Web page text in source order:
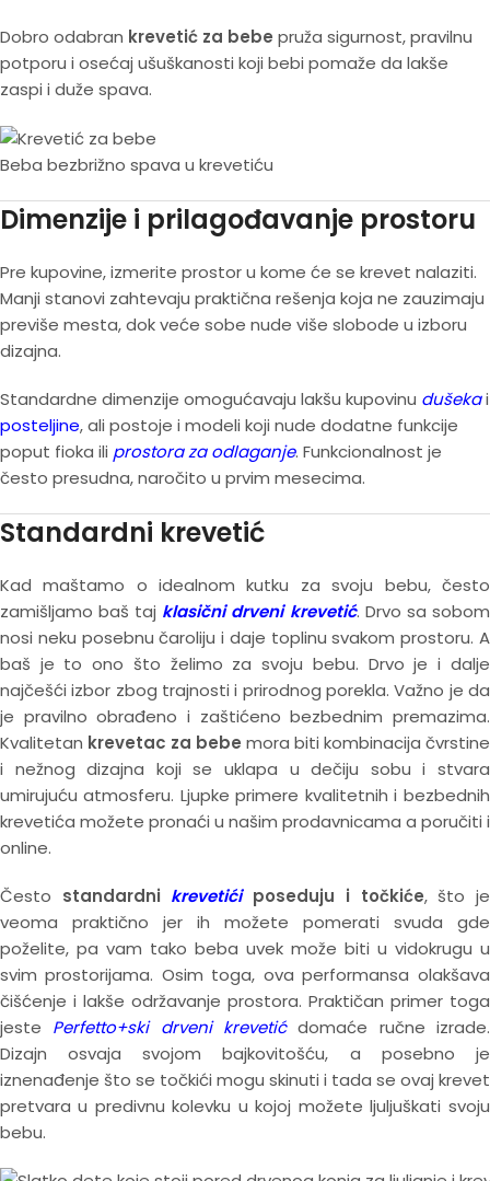
Dobro odabran krevetić za bebe pruža sigurnost, pravilnu
potporu i osećaj ušuškanosti koji bebi pomaže da lakše
zaspi i duže spava.
Beba bezbrižno spava u krevetiću
Dimenzije i prilagođavanje prostoru
Pre kupovine, izmerite prostor u kome će se krevet nalaziti.
Manji stanovi zahtevaju praktična rešenja koja ne zauzimaju
previše mesta, dok veće sobe nude više slobode u izboru
dizajna.
Standardne dimenzije omogućavaju lakšu kupovinu dušekai
posteljine, ali postoje i modeli koji nude dodatne funkcije
poput fioka ili prostora za odlaganje. Funkcionalnost je
često presudna, naročito u prvim mesecima.
Standardni krevetić
Kad maštamo o idealnom kutku za svoju bebu, često
zamišljamo baš taj klasični drveni krevetić. Drvo sa sobom
nosi neku posebnu čaroliju i daje toplinu svakom prostoru. A
baš je to ono što želimo za svoju bebu. Drvo je i dalje
najčešći izbor zbog trajnosti i prirodnog porekla. Važno je da
je pravilno obrađeno i zaštićeno bezbednim premazima.
Kvalitetan krevetac za bebe mora biti kombinacija čvrstine
i nežnog dizajna koji se uklapa u dečiju sobu i stvara
umirujuću atmosferu. Ljupke primere kvalitetnih i bezbednih
krevetića možete pronaći u našim prodavnicama a poručiti i
online.
Često standardni krevetićiposeduju i točkiće, što je
veoma praktično jer ih možete pomerati svuda gde
poželite, pa vam tako beba uvek može biti u vidokrugu u
svim prostorijama. Osim toga, ova performansa olakšava
čišćenje i lakše održavanje prostora. Praktičan primer toga
jeste Perfetto+ski drveni krevetićdomaće ručne izrade.
Dizajn osvaja svojom bajkovitošću, a posebno je
iznenađenje što se točkići mogu skinuti i tada se ovaj krevet
pretvara u predivnu kolevku u kojoj možete ljuljuškati svoju
bebu.